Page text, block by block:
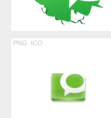
PNG ICO